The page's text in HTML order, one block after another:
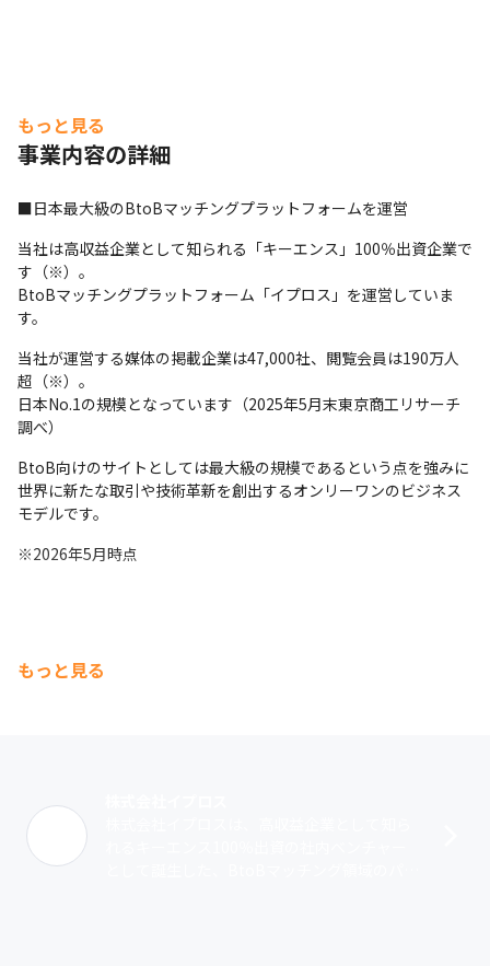
もっと見る
事業内容の詳細
■日本最大級のBtoBマッチングプラットフォームを運営
当社は高収益企業として知られる「キーエンス」100％出資企業で
す（※）。
BtoBマッチングプラットフォーム「イプロス」を運営していま
す。
当社が運営する媒体の掲載企業は47,000社、閲覧会員は190万人
超（※）。
日本No.1の規模となっています（2025年5月末東京商工リサーチ
調べ）
BtoB向けのサイトとしては最大級の規模であるという点を強みに
世界に新たな取引や技術革新を創出するオンリーワンのビジネス
モデルです。
※2026年5月時点
もっと見る